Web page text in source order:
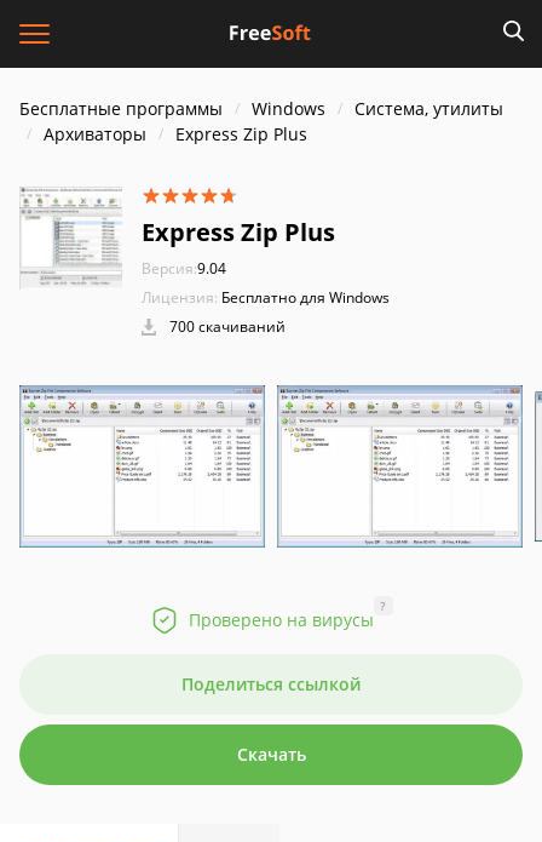
Бесплатные программы Windows
Система, утилиты
Архиваторы
Express Zip Plus
Express Zip Plus
Версия:9.04
Лицензия: Бесплатно для Windows
700 скачиваний
Проверено на вирусы
?
Поделиться ссылкой
Скачать